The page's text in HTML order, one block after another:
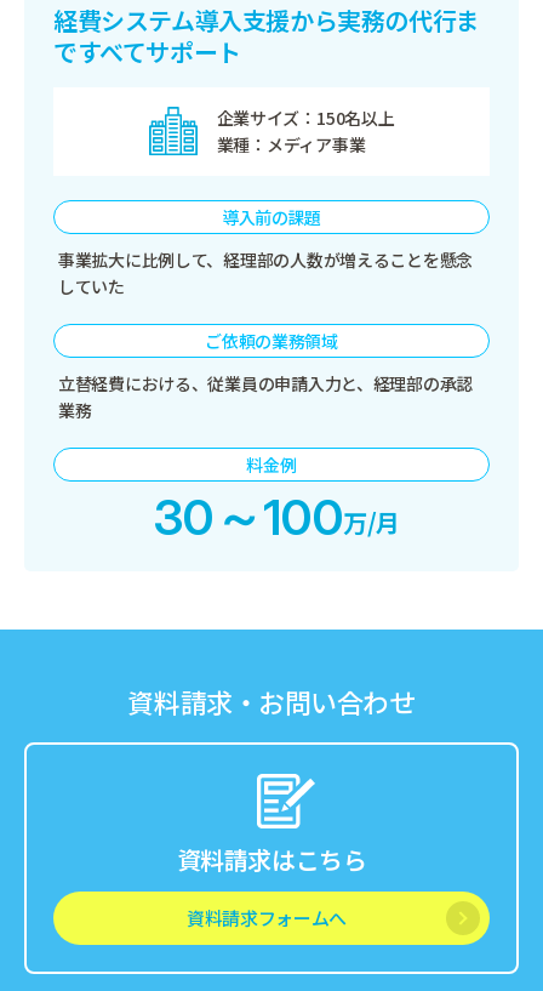
経費システム導入支援から実務の代行ま
ですべてサポート
企業サイズ
150名以上
業種
メディア事業
導入前の課題
事業拡大に比例して、経理部の人数が増えることを懸念
していた
ご依頼の業務領域
立替経費における、従業員の申請入力と、経理部の承認
業務
料金例
30～100万/月
資料請求・お問い合わせ
資料請求はこちら
資料請求フォームへ